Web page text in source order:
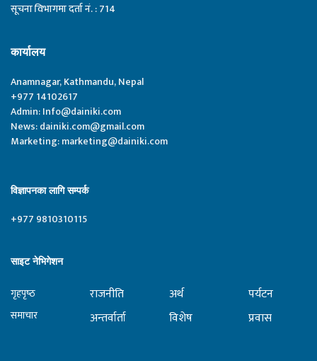
सूचना विभागमा दर्ता नं. : 714
कार्यालय
Anamnagar, Kathmandu, Nepal
+977 14102617
Admin:Info@dainiki.com
News:dainiki.com@gmail.com
Marketing:marketing@dainiki.com
विज्ञापनका लागि सम्पर्क
+977 9810310115
साइट नेभिगेशन
गृहपृष्‍ठ
समाचार
राजनीति
अन्तर्वार्ता
अर्थ
विशेष
पर्यटन
प्रवास